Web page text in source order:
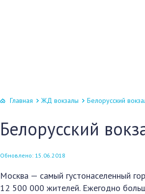
Главная ЖД вокзалы Белорусский
Белорусский
Обновлено: 15.06.2018
Москва — самый густонаселенный
12 500 000 жителей. Ежегодно